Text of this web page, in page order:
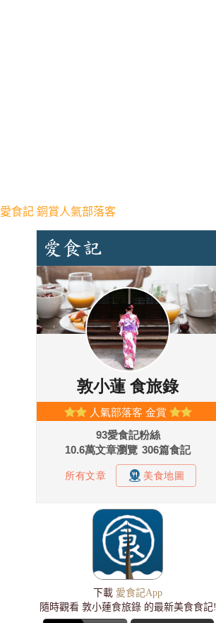
愛食記 銅賞人氣部落客
下載 愛食記App
隨時觀看 敦小蓮食旅錄 的最新美食食記!